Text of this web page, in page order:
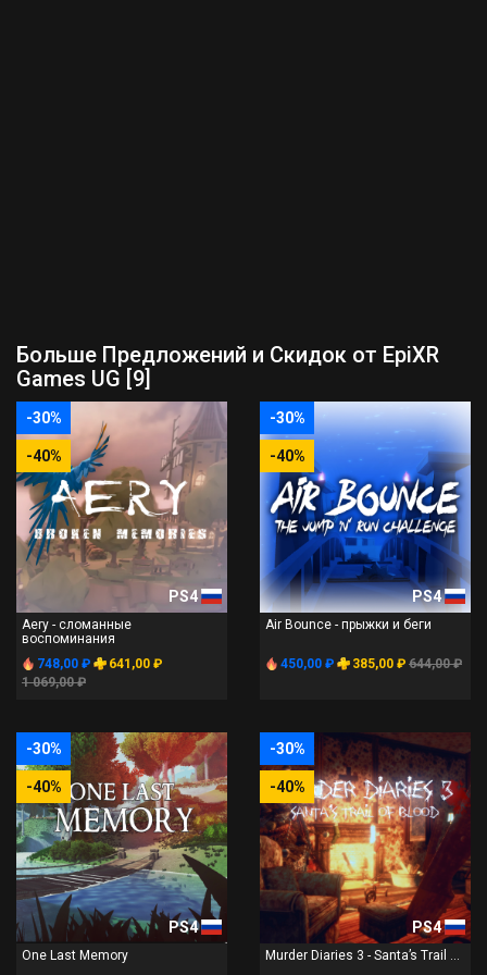
Больше Предложений и Скидок от EpiXR
Games UG [9]
-30%
-40%
PS4
Aery - сломанные
воспоминания
748,00 ₽
641,00 ₽
1 069,00 ₽
-30%
-40%
PS4
Air Bounce - прыжки и беги
450,00 ₽ 385,00 ₽ 644,00 ₽
-30%
-40%
PS4
One Last Memory
-30%
-40%
PS4
Murder Diaries 3 - Santa’s Trail ...